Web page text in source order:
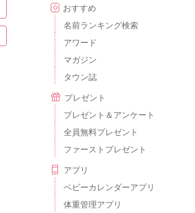
おすすめ
名前ランキング検索
アワード
マガジン
タウン誌
プレゼント
プレゼント＆アンケート
全員無料プレゼント
ファーストプレゼント
アプリ
ベビーカレンダーアプリ
体重管理アプリ